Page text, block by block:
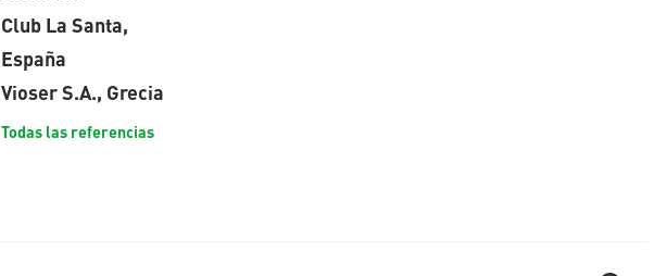
Club La Santa,
España
Vioser S.A., Grecia
Todas las referencias